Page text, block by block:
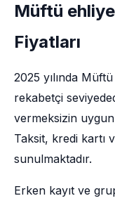
Müftü
Fiyatları
2025 yılında
rekabetçi
vermeksizin
Taksit, kredi kartı
sunulmaktadır.
Erken kayıt ve